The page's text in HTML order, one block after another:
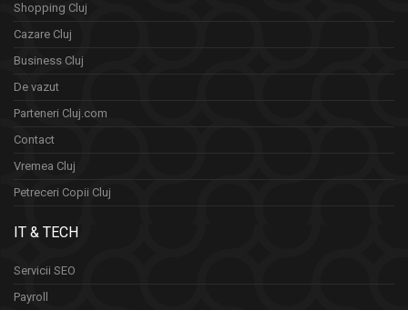
Shopping Cluj
Cazare Cluj
Business Cluj
De vazut
Parteneri Cluj.com
Contact
Vremea Cluj
Petreceri Copii Cluj
IT & TECH
Servicii SEO
Payroll